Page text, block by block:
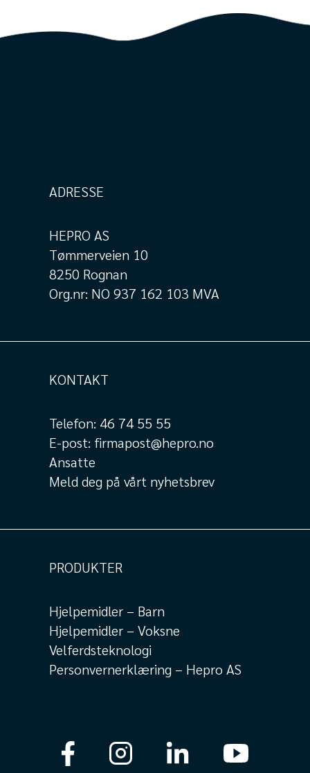
ADRESSE
HEPRO AS
Tømmerveien 10
8250 Rognan
Org.nr: NO 937 162 103 MVA
KONTAKT
Telefon: 46 74 55 55
E-post: firmapost@hepro.no
Ansatte
Meld deg på vårt nyhetsbrev
PRODUKTER
Hjelpemidler – Barn
Hjelpemidler – Voksne
Velferdsteknologi
Personvernerklæring – Hepro AS